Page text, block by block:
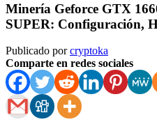
Minería Geforce GTX
SUPER: Configuración,
Publicado porcryptoka
Comparte en redes sociales